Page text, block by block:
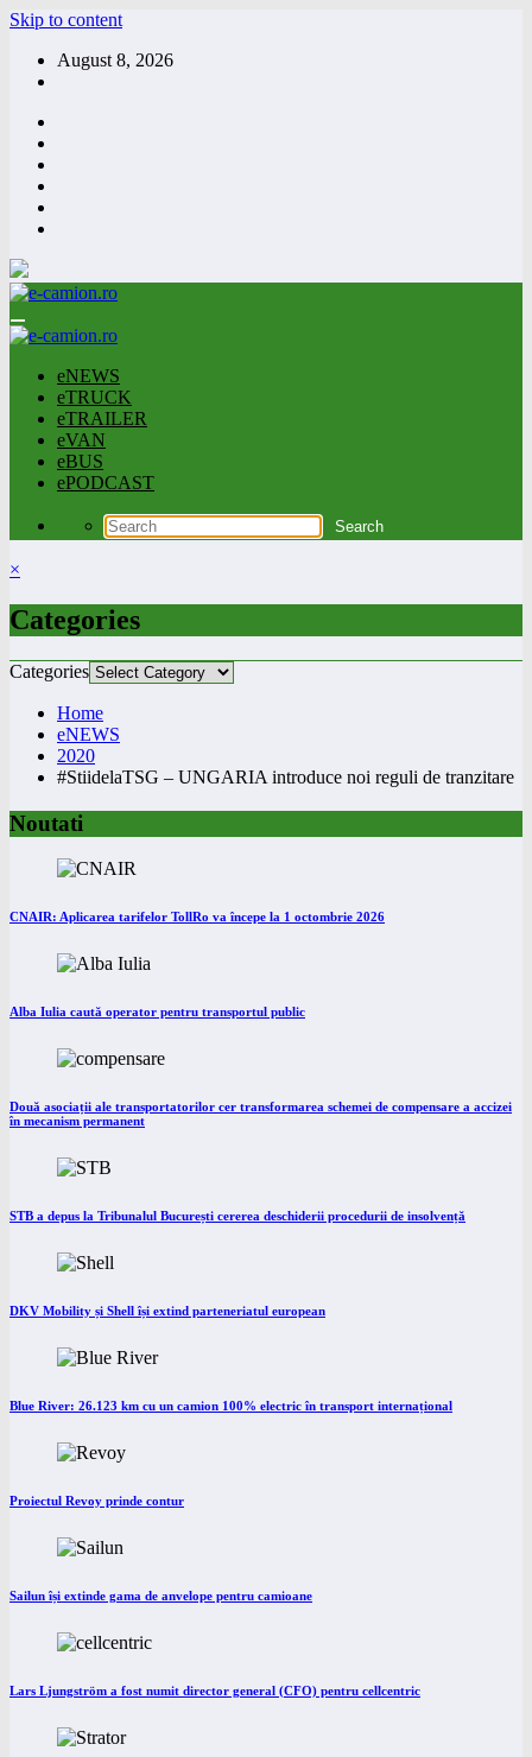
Skip to content
August 8, 2026
eNEWS
eTRUCK
eTRAILER
eVAN
eBUS
ePODCAST
×
Categories
Categories
Home
eNEWS
2020
#StiidelaTSG – UNGARIA introduce noi reguli de tranzitare
Noutati
CNAIR: Aplicarea tarifelor TollRo va începe la 1 octombrie 2026
Alba Iulia caută operator pentru transportul public
Două asociații ale transportatorilor cer transformarea schemei de compensare a accizei
în mecanism permanent
STB a depus la Tribunalul București cererea deschiderii procedurii de insolvență
DKV Mobility și Shell își extind parteneriatul european
Blue River: 26.123 km cu un camion 100% electric în transport internațional
Proiectul Revoy prinde contur
Sailun își extinde gama de anvelope pentru camioane
Lars Ljungström a fost numit director general (CFO) pentru cellcentric